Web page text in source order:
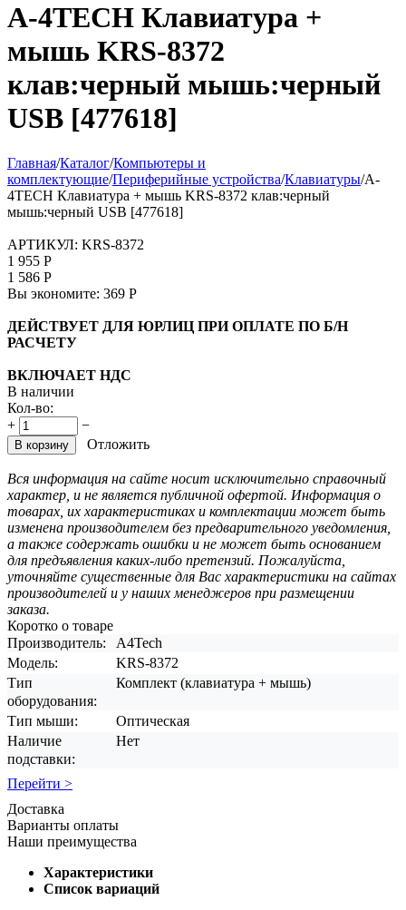
A-4TECH Клавиатура +
мышь KRS-8372
клав:черный мышь:черный
USB [477618]
Главная/Каталог/Компьютеры и
комплектующие/Периферийные устройства/Клавиатуры/A-
4TECH Клавиатура + мышь KRS-8372 клав:черный
мышь:черный USB [477618]
АРТИКУЛ: KRS-8372
1 955 Р
1 586 Р
Вы экономите: 369 Р
ДЕЙСТВУЕТ ДЛЯ ЮРЛИЦ ПРИ ОПЛАТЕ ПО Б/Н
РАСЧЕТУ
ВКЛЮЧАЕТ НДС
В наличии
Кол-во:
+
−
В корзину Отложить
Вся информация на сайте носит исключительно справочный
характер, и не является публичной офертой. Информация о
товарах, их характеристиках и комплектации может быть
изменена производителем без предварительного уведомления,
а также содержать ошибки и не может быть основанием
для предъявления каких-либо претензий. Пожалуйста,
уточняйте существенные для Вас характеристики на сайтах
производителей и у наших менеджеров при размещении
заказа.
Коротко о товаре
Производитель:
A4Tech
Модель:
KRS-8372
Тип
оборудования:
Комплект (клавиатура + мышь)
Тип мыши:
Оптическая
Наличие
подставки:
Нет
Перейти >
Доставка
Варианты оплаты
Наши преимущества
Характеристики
Список вариаций